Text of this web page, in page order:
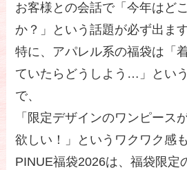
お客様との会話で「今年はど
か？」という話題が必ず出ます
特に、アパレル系の福袋は「
ていたらどうしよう…」とい
で、
「限定デザインのワンピース
欲しい！」というワクワク感
PINUE福袋2026は、福袋限定